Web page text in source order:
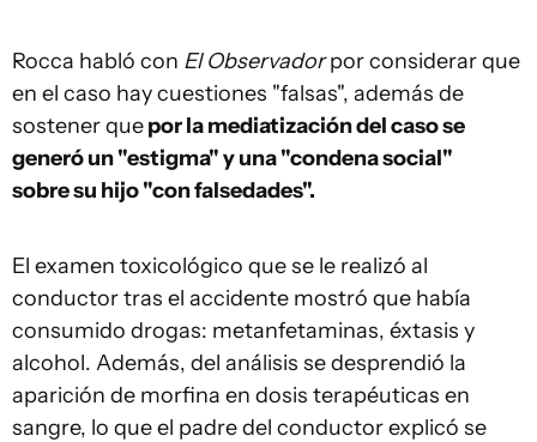
Rocca habló con El Observadorpor considerar que
en el caso hay cuestiones "falsas", además de
sostener quepor la mediatización del caso se
generó un "estigma" y una "condena social"
sobre su hijo "con falsedades".
El examen toxicológico que se le realizó al
conductor tras el accidente mostró que había
consumido drogas: metanfetaminas, éxtasis y
alcohol. Además, del análisis se desprendió la
aparición de morfina en dosis terapéuticas en
sangre, lo que el padre del conductor explicó se